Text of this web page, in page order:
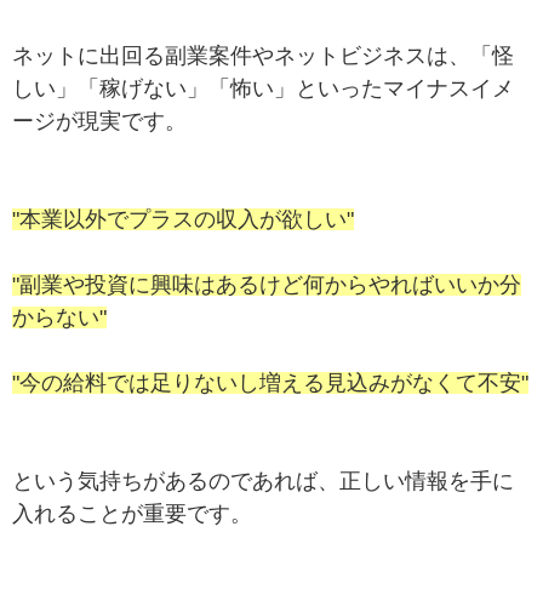
ネットに出回る副業案件やネットビジネスは、「怪
しい」「稼げない」「怖い」といったマイナスイメ
ージが現実です。
"本業以外でプラスの収入が欲しい"
"副業や投資に興味はあるけど何からやればいいか分
からない"
"今の給料では足りないし増える見込みがなくて不安"
という気持ちがあるのであれば、正しい情報を手に
入れることが重要です。